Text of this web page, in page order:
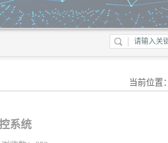
当前位置：
系统